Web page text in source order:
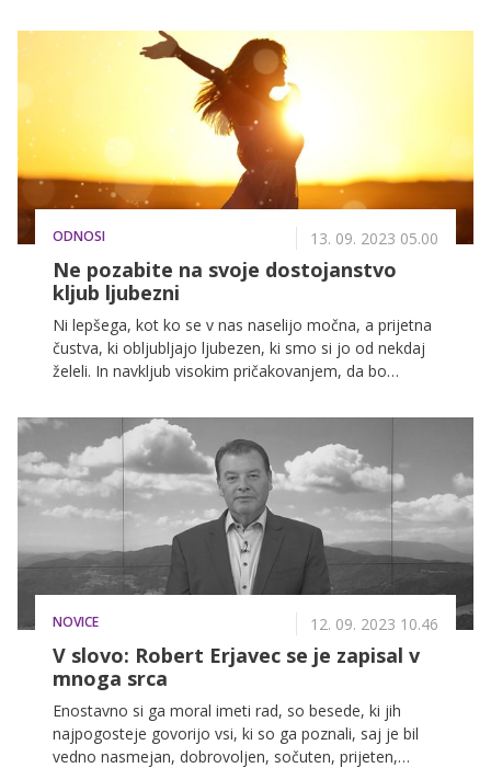
svoje življenje, ne samo lepe plati, ampak tudi
raznorazne izzive, ki jih s partnerjem premagujemo
lažje ali težje. To pomeni, da smo skupaj lahko
močnejši ali pa nesrečni, če nimamo tistega pravega
ob sebi. In kateri znaki nakazujejo, da smo ga končno
našli? Več o tem si lahko preberete v nadaljevanju.
ODNOSI 13. 09. 2023 05.00
Ne pozabite na svoje dostojanstvo
kljub ljubezni
Ni lepšega, kot ko se v nas naselijo močna, a prijetna
čustva, ki obljubljajo ljubezen, ki smo si jo od nekdaj
želeli. In navkljub visokim pričakovanjem, da bo
pozabimo na to, kaj smo si v resnici želeli. Ne gre
samo za sklepanje kompromisov, usklajevanje naših
predstav, razbijanje idealov, ampak za to, da smo
pripravljeni narediti vse oziroma skoraj vse, da bi
ohranili odnos, ki samo z drobtinicami hrani naše
upanje, da prihajajo boljši časi. Obstajajo namreč tudi
določene meje, ki bi jih morali postaviti, saj gre za
naše dostojanstvo, ki ga niti v imenu ljubezni ne bi
smeli žrtvovati.
NOVICE 12. 09. 2023 10.46
V slovo: Robert Erjavec se je zapisal v
mnoga srca
Enostavno si ga moral imeti rad, so besede, ki jih
najpogosteje govorijo vsi, ki so ga poznali, saj je bil
vedno nasmejan, dobrovoljen, sočuten, prijeten,